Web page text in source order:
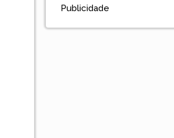
Publicidade